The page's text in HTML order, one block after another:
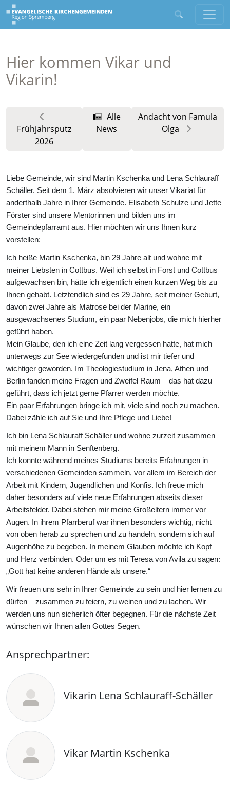
Hier kommen Vikar und
Vikarin!
Frühjahrsputz
2026
Alle
News
Andacht von Famula
Olga
Liebe Gemeinde, wir sind Martin Kschenka und Lena Schlauraff
Schäller. Seit dem 1. März absolvieren wir unser Vikariat für
anderthalb Jahre in Ihrer Gemeinde. Elisabeth Schulze und Jette
Förster sind unsere Mentorinnen und bilden uns im
Gemeindepfarramt aus. Hier möchten wir uns Ihnen kurz
vorstellen:
Ich heiße Martin Kschenka, bin 29 Jahre alt und wohne mit
meiner Liebsten in Cottbus. Weil ich selbst in Forst und Cottbus
aufgewachsen bin, hätte ich eigentlich einen kurzen Weg bis zu
Ihnen gehabt. Letztendlich sind es 29 Jahre, seit meiner Geburt,
davon zwei Jahre als Matrose bei der Marine, ein
ausgewachsenes Studium, ein paar Nebenjobs, die mich hierher
geführt haben.
Mein Glaube, den ich eine Zeit lang vergessen hatte, hat mich
unterwegs zur See wiedergefunden und ist mir tiefer und
wichtiger geworden. Im Theologiestudium in Jena, Athen und
Berlin fanden meine Fragen und Zweifel Raum – das hat dazu
geführt, dass ich jetzt gerne Pfarrer werden möchte.
Ein paar Erfahrungen bringe ich mit, viele sind noch zu machen.
Dabei zähle ich auf Sie und Ihre Pflege und Liebe!
Ich bin Lena Schlauraff Schäller und wohne zurzeit zusammen
mit meinem Mann in Senftenberg.
Ich konnte während meines Studiums bereits Erfahrungen in
verschiedenen Gemeinden sammeln, vor allem im Bereich der
Arbeit mit Kindern, Jugendlichen und Konfis. Ich freue mich
daher besonders auf viele neue Erfahrungen abseits dieser
Arbeitsfelder. Dabei stehen mir meine Großeltern immer vor
Augen. In ihrem Pfarrberuf war ihnen besonders wichtig, nicht
von oben herab zu sprechen und zu handeln, sondern sich auf
Augenhöhe zu begeben. In meinem Glauben möchte ich Kopf
und Herz verbinden. Oder um es mit Teresa von Avila zu sagen:
„Gott hat keine anderen Hände als unsere.“
Wir freuen uns sehr in Ihrer Gemeinde zu sein und hier lernen zu
dürfen – zusammen zu feiern, zu weinen und zu lachen. Wir
werden uns nun sicherlich öfter begegnen. Für die nächste Zeit
wünschen wir Ihnen allen Gottes Segen.
Ansprechpartner:
Vikarin Lena Schlauraff-Schäller
Vikar Martin Kschenka